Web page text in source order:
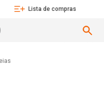
Lista de compras